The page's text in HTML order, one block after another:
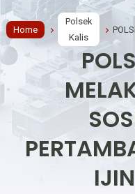
Home
Polsek
Kalis